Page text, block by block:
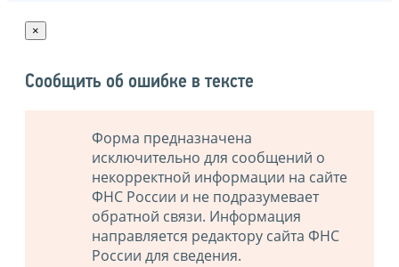
×
Сообщить об ошибке в тексте
Форма предназначена
исключительно для сообщений о
некорректной информации на сайте
ФНС России и не подразумевает
обратной связи. Информация
направляется редактору сайта ФНС
России для сведения.